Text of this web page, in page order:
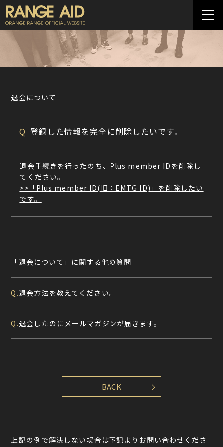
退会について
Q 登録した情報を完全に削除したいです。
退会手続きを行ったのち、Plus member IDを削除し
てください。
>>「Plus member ID(旧：EMTG ID)」を削除したい
です。
「退会について」に関する他の質問
Q.退会方法を教えてください。
Q.退会したのにメールマガジンが届きます。
上記の例で解決しない場合は下記よりお問い合わせくださ